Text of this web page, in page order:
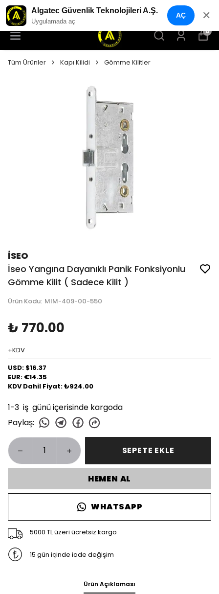
YENI NESIL GÜVENLIK GEÇIŞ SISTEMLERI
0
Tüm Ürünler Kapı Kilidi Gömme Kilitler
İSEO
İseo Yangına Dayanıklı Panik Fonksiyonlu
Gömme Kilit ( Sadece Kilit )
Ürün Kodu: MIM-409-00-550
₺ 770.00
+KDV
USD: $16.37
EUR: €14.35
KDV Dahil Fiyat: ₺924.00
1-3 iş günü içerisinde kargoda
Paylaş:
SEPETE EKLE
HEMEN AL
WHATSAPP
5000 TL üzeri ücretsiz kargo
15 gün içinde iade değişim
Ürün Açıklaması
Algatec Güvenlik Teknolojileri A.Ş.
Uygulamada aç
AÇ ✕